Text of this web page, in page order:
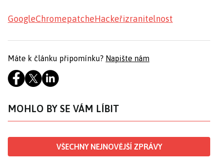
GoogleChromepatcheHackeřizranitelnost
Máte k článku připomínku? Napište nám
MOHLO BY SE VÁM LÍBIT
VŠECHNY NEJNOVĚJŠÍ ZPRÁVY